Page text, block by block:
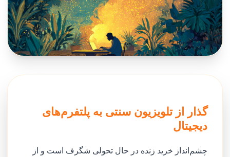
گذار از تلویزیون سنتی به پلتفرم‌های
دیجیتال
چشم‌انداز خرید زنده در حال تحولی شگرف است و از